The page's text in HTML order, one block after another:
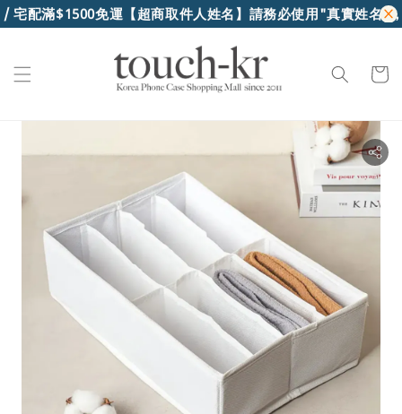
宅配滿$1500免運【超商取件人姓名】請務必使用"真實姓名"